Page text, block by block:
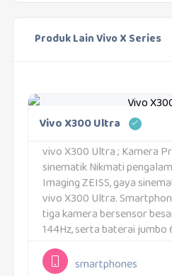
Produk Lain Vivo X Series
Vivo X300 Ultra
vivo X300 Ultra ; Kamera
sinematik Nikmati
Imaging ZEISS, gaya
vivo X300 Ultra.
tiga kamera bersensor
144Hz, serta baterai jumbo
pengisian cepat 100W.
kebebasan penuh untuk...
smartphones